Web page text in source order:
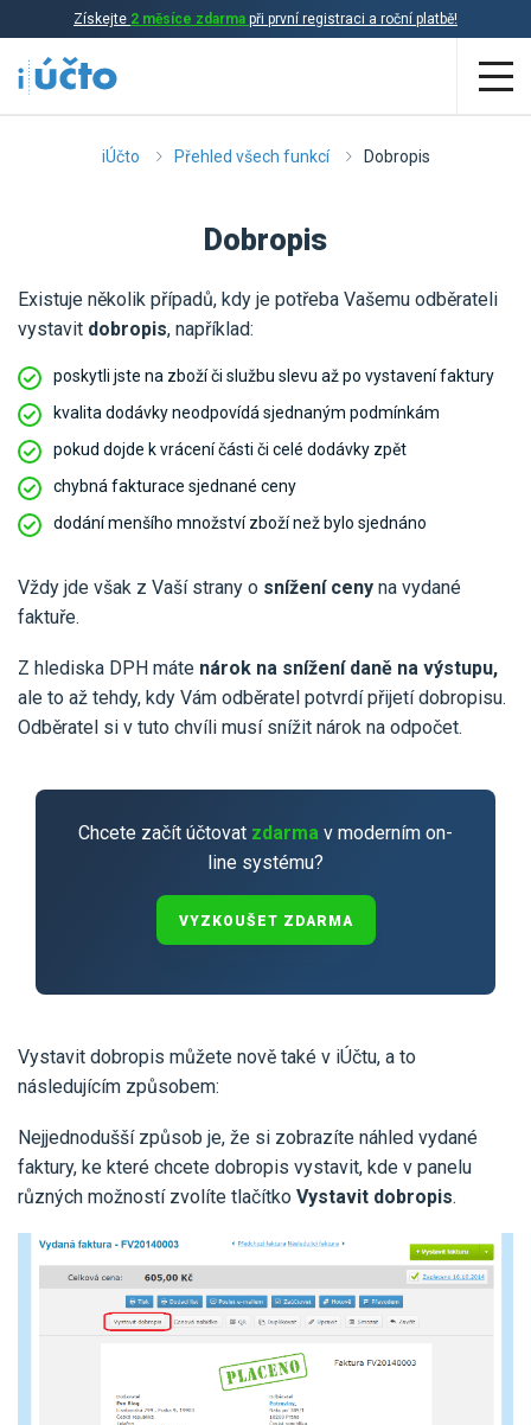
Získejte 2 měsíce zdarma při první registraci a roční platbě!
Aplikace
Daňová evidence
Fakturace
Online účetnictví
Online daňová evidence
Účetní a manažerské reporty
One Stop Shop (OSS)
Všechny funkce
Ceník
Účetní služby
Poptávka účetních služeb
Pro živnostníky
Pro spolky Blog Kontakt
VYZKOUŠET ZDARMA PŘIHLÁSIT SE
iÚčto Přehled všech funkcí Dobropis
Dobropis
Existuje několik případů, kdy je potřeba Vašemu odběrateli
vystavit dobropis, například:
poskytli jste na zboží či službu slevu až po vystavení faktury
kvalita dodávky neodpovídá sjednaným podmínkám
pokud dojde k vrácení části či celé dodávky zpět
chybná fakturace sjednané ceny
dodání menšího množství zboží než bylo sjednáno
Vždy jde však z Vaší strany o snížení ceny na vydané
faktuře.
Z hlediska DPH máte nárok na snížení daně na výstupu,
ale to až tehdy, kdy Vám odběratel potvrdí přijetí dobropisu.
Odběratel si v tuto chvíli musí snížit nárok na odpočet.
Chcete začít účtovat zdarma v moderním on-
line systému?
VYZKOUŠET ZDARMA
Vystavit dobropis můžete nově také v iÚčtu, a to
následujícím způsobem:
Nejjednodušší způsob je, že si zobrazíte náhled vydané
faktury, ke které chcete dobropis vystavit, kde v panelu
různých možností zvolíte tlačítko Vystavit dobropis.